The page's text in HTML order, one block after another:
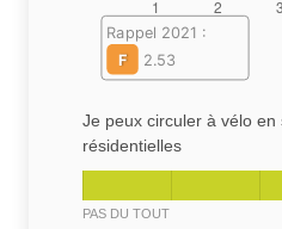
Rappel 2021 :
F
2.53
Je peux circuler à vélo
résidentielles
PAS DU TOUT